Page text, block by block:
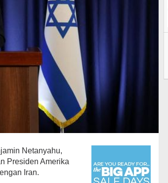
Netanyahu,
Presiden Amerika
Iran.